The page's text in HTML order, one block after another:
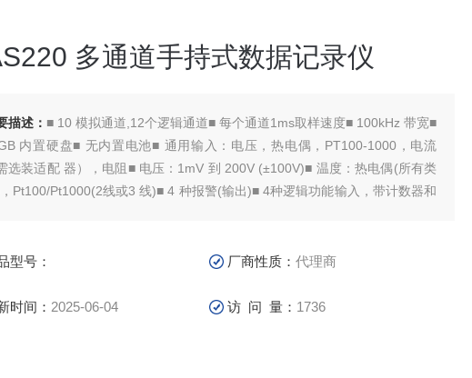
多通道手持式数据记录仪
描述： ■ 10 模拟通道,12个逻辑通道■ 每个通道1ms取样速度■ 100kHz 带宽■
内置硬盘■ 无内置电池■ 通用输入：电压，热电偶，PT100-1000，电流
需选装适配 器），电阻■ 电压：1mV 到 200V (±100V)■ 温度：热电偶(所有类
Pt100/Pt1000(2线或3 线)■ 4 种报警(输出)■ 4种逻辑功能输入，带计数器和
I 100V
型号： 厂商性质：代理商
时间： 2025-06-04 访 问 量： 1736